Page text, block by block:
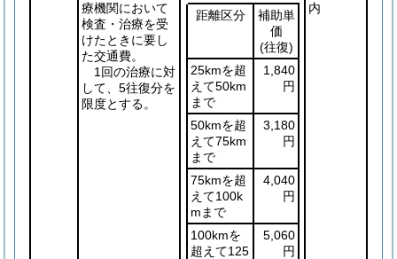
療機関において
検査・治療を受
けたときに要し
た交通費。
1回の治療に対
して、5往復分を
限度とする。
内
距離区分
補助単
価
(往復)
25kmを超
えて50km
まで
1,840
円
50kmを超
えて75km
まで
3,180
円
75kmを超
えて100k
mまで
4,040
円
100kmを
超えて125
5,060
円